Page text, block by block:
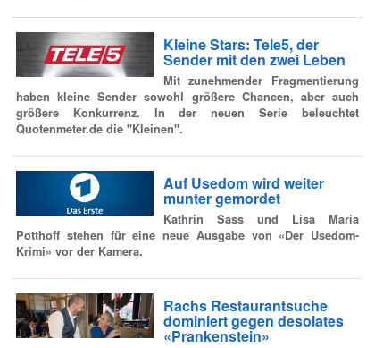
Kleine Stars: Tele5, der
Sender mit den zwei Leben
Mit zunehmender Fragmentierung
haben kleine Sender sowohl größere Chancen, aber auch
größere Konkurrenz. In der neuen Serie beleuchtet
Quotenmeter.de die "Kleinen".
Auf Usedom wird weiter
munter gemordet
Kathrin Sass und Lisa Maria
Potthoff stehen für eine neue Ausgabe von «Der Usedom-
Krimi» vor der Kamera.
Rachs Restaurantsuche
dominiert gegen desolates
«Prankenstein»